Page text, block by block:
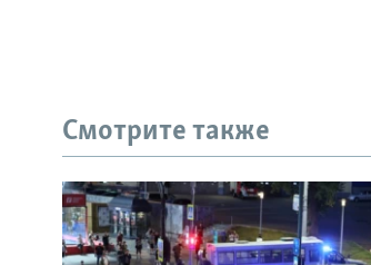
Смотрите также